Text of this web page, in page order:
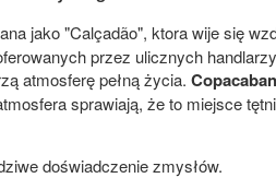
jako "Calçadão", ktora wije się
przez ulicznych
atmosferę pełną życia.
sprawiają, że to miejsce
doświadczenie zmysłów.